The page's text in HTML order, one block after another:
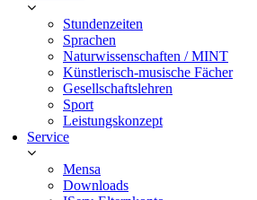
Stundenzeiten
Sprachen
Naturwissenschaften / MINT
Künstlerisch-musische Fächer
Gesellschaftslehren
Sport
Leistungskonzept
Service
Mensa
Downloads